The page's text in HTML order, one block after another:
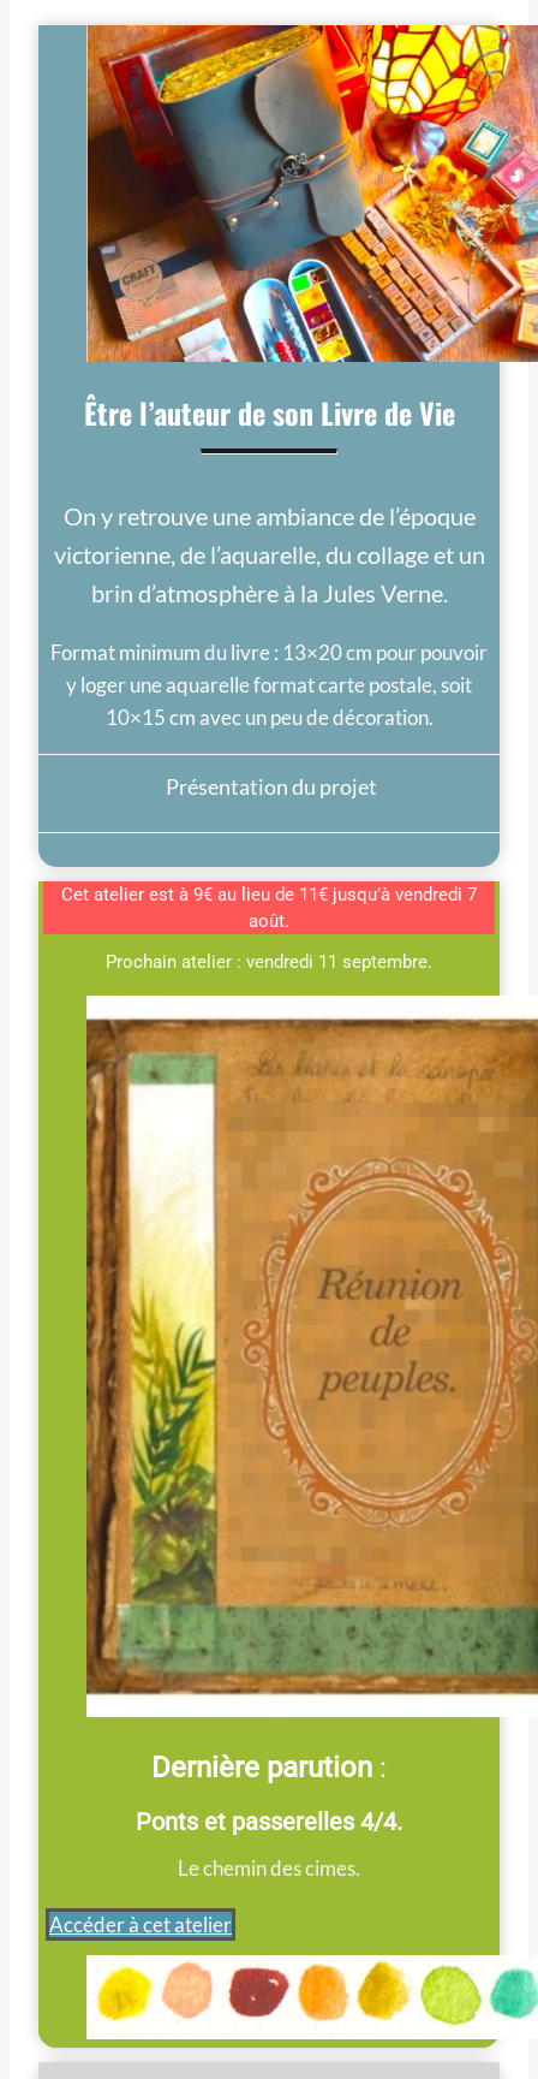
Être l’auteur de son Livre de Vie
On y retrouve une ambiance de l’époque
victorienne, de l’aquarelle, du collage et un
brin d’atmosphère à la Jules Verne.
Format minimum du livre : 13×20 cm pour pouvoir
y loger une aquarelle format carte postale, soit
10×15 cm avec un peu de décoration.
Présentation du projet
Cet atelier est à 9€ au lieu de 11€ jusqu’à vendredi 7
août.
Prochain atelier : vendredi 11 septembre.
Dernière parution :
Ponts et passerelles 4/4.
Le chemin des cimes.
Accéder à cet atelier